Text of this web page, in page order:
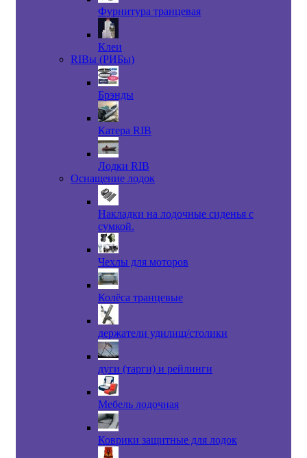
Фурнитура транцевая
Клеи
RIBы (РИБы)
Брэнды
Катера RIB
Лодки RIB
Оснащение лодок
Накладки на лодочные сиденья с
сумкой.
Чехлы для моторов
Колёса транцевые
держатели удилищ/столики
дуги (тарги) и рейлинги
Мебель лодочная
Коврики защитные для лодок